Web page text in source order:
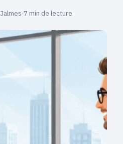
·7 min de lecture